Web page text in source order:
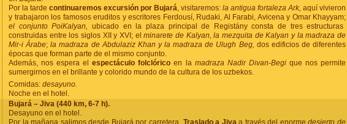
Por la tarde continuaremos excursión por Bujará, visitaremos: la antigua fortaleza Ark, aquí vivieron
y trabajaron los famosos eruditos y escritores Ferdousí, Rudaki, Al Farabi, Avicena y Omar Khayyam;
el conjunto PoiKalyan, ubicado en la plaza principal de Registány consta de tres estructuras
construidas entre los siglos XII y XVI; elminarete de Kalyan, la mezquita de Kalyan y la madraza de
Mir-i Árabe; la madraza de Abdulaziz Khan y la madraza de Ulugh Beg, dos edificios de diferentes
épocas que forman parte de el mismo conjunto.
Además, nos espera el
espectáculo folclórico en la madraza Nadir Divan-Begique nos permite
sumergirnos en el brillante y colorido mundo de la cultura de los uzbekos.
Comidas: desayuno.
Noche en el hotel.
Bujará – Jiva (440 km, 6-7 h).
Desayuno en el hotel.
Por la mañana salimos desde Bujará por carretera. Traslado a Jivaa través del enormedesierto de